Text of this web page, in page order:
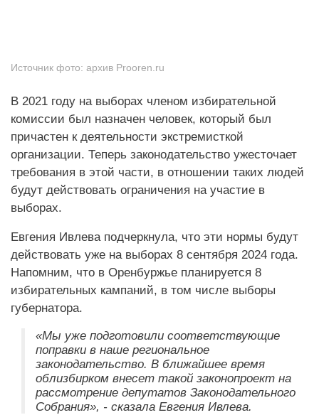
Источник фото: архив Prooren.ru
В 2021 году на выборах членом избирательной
комиссии был назначен человек, который был
причастен к деятельности экстремисткой
организации. Теперь законодательство ужесточает
требования в этой части, в отношении таких людей
будут действовать ограничения на участие в
выборах.
Евгения Ивлева подчеркнула, что эти нормы будут
действовать уже на выборах 8 сентября 2024 года.
Напомним, что в Оренбуржье планируется 8
избирательных кампаний, в том числе выборы
губернатора.
«Мы уже подготовили соответствующие
поправки в наше региональное
законодательство. В ближайшее время
облизбирком внесет такой законопроект на
рассмотрение депутатов Законодательного
Собрания», - сказала Евгения Ивлева.